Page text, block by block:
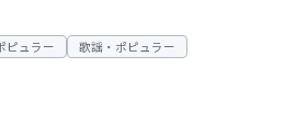
ピュラー 歌謡・ポピュラー